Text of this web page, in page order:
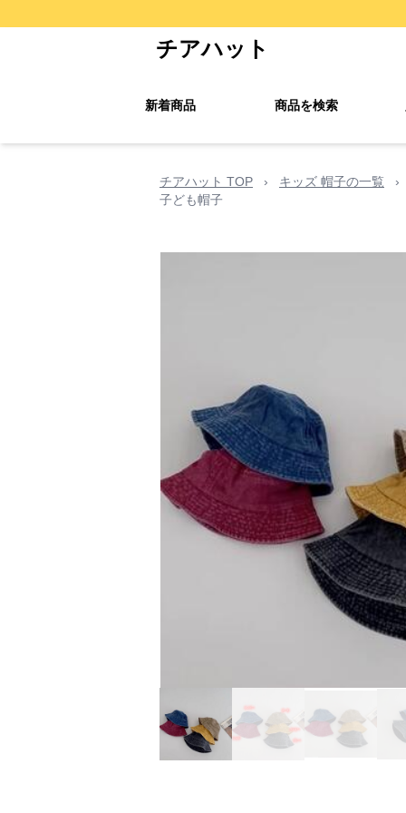
チアハット
新着商品 商品を検索
チアハット TOP › キッズ 帽子の一覧 ›
子ども帽子